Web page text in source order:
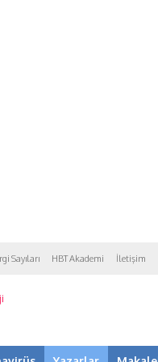
Sayıları HBT Akademi İletişim